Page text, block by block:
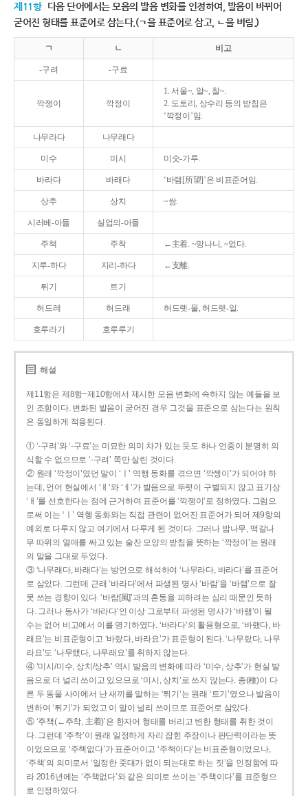
제11항 다음 단어에서는 모음의 발음 변화를 인정하여, 발음이 바뀌어
굳어진 형태를 표준어로 삼는다.(ㄱ을 표준어로 삼고, ㄴ을 버림.)
ㄱ ㄴ 비고
-구려 -구료
깍쟁이 깍정이
1. 서울~, 알~, 찰~.
2. 도토리, 상수리 등의 받침은
‘깍정이’임.
나무라다 나무래다
미수 미시 미숫-가루.
바라다 바래다 ‘바램[所望]’은 비표준어임.
상추 상치 ~쌈.
시러베-아들 실업의-아들
주책 주착 ←主着. ~망나니, ~없다.
지루-하다 지리-하다 ←支離.
튀기 트기
허드레 허드래 허드렛-물, 허드렛-일.
호루라기 호루루기
해설
제11항은 제8항~제10항에서 제시한 모음 변화에 속하지 않는 예들을 보
인 조항이다. 변화된 발음이 굳어진 경우 그것을 표준으로 삼는다는 원칙
은 동일하게 적용된다.
① ‘-구려’와 ‘-구료’는 미묘한 의미 차가 있는 듯도 하나 언중이 분명히 의
식할 수 없으므로 ‘-구려’ 쪽만 살린 것이다.
② 원래 ‘깍정이’였던 말이 ‘ㅣ’ 역행 동화를 겪으면 ‘깍젱이’가 되어야 하
는데, 언어 현실에서 ‘ㅐ’와 ‘ㅔ’가 발음으로 뚜렷이 구별되지 않고 표기상
‘ㅐ’를 선호한다는 점에 근거하여 표준어를 ‘깍쟁이’로 정하였다. 그럼으
로써 이는 ‘ㅣ’ 역행 동화와는 직접 관련이 없어진 표준어가 되어 제9항의
예외로 다루지 않고 여기에서 다루게 된 것이다. 그러나 밤나무, 떡갈나
무 따위의 열매를 싸고 있는 술잔 모양의 받침을 뜻하는 ‘깍정이’는 원래
의 말을 그대로 두었다.
③ ‘나무래다, 바래다’는 방언으로 해석하여 ‘나무라다, 바라다’를 표준어
로 삼았다. 그런데 근래 ‘바라다’에서 파생된 명사 ‘바람’을 ‘바램’으로 잘
못 쓰는 경향이 있다. ‘바람[風]’과의 혼동을 피하려는 심리 때문인 듯하
다. 그러나 동사가 ‘바라다’인 이상 그로부터 파생된 명사가 ‘바램’이 될
수는 없어 비고에서 이를 명기하였다. ‘바라다’의 활용형으로, ‘바랬다, 바
래요’는 비표준형이고 ‘바랐다, 바라요’가 표준형이 된다. ‘나무랐다, 나무
라요’도 ‘나무랬다, 나무래요’를 취하지 않는다.
④ ‘미시/미수, 상치/상추’ 역시 발음의 변화에 따라 ‘미수, 상추’가 현실 발
음으로 더 널리 쓰이고 있으므로 ‘미시, 상치’로 쓰지 않는다. 종(種)이 다
른 두 동물 사이에서 난 새끼를 말하는 ‘튀기’는 원래 ‘트기’였으나 발음이
변하여 ‘튀기’가 되었고 이 말이 널리 쓰이므로 표준어로 삼았다.
⑤ ‘주책(←주착, 主着)’은 한자어 형태를 버리고 변한 형태를 취한 것이
다. 그런데 ‘주착’이 원래 일정하게 자리 잡힌 주장이나 판단력이라는 뜻
이었으므로 ‘주책없다’가 표준어이고 ‘주책이다’는 비표준형이었으나,
‘주책’의 의미로서 ‘일정한 줏대가 없이 되는대로 하는 짓’을 인정함에 따
라 2016년에는 ‘주책없다’와 같은 의미로 쓰이는 ‘주책이다’를 표준형으
로 인정하였다.